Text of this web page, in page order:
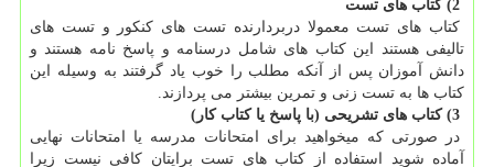
کتاب های تست معمولا دربردارنده تست های کنکور و تست های
تالیفی هستند این کتاب های شامل درسنامه و پاسخ نامه هستند و
دانش آموزان پس از آنکه مطلب را خوب یاد گرفتند به وسیله این
کتاب ها به تست زنی و تمرین بیشتر می پردازند.
در صورتی که میخواهید برای امتحانات مدرسه یا امتحانات نهایی
آماده شوید استفاده از کتاب های تست برایتان کافی نیست زیرا